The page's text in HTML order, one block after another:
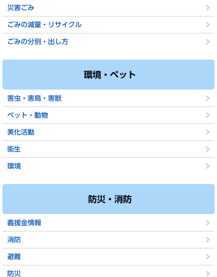
災害ごみ
ごみの減量・リサイクル
ごみの分別・出し方
環境・ペット
害虫・害鳥・害獣
ペット・動物
美化活動
衛生
環境
防災・消防
義援金情報
消防
避難
防災